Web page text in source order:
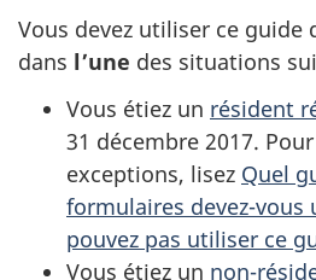
Vous devez utiliser ce guide
dans l’une des situations
Vous étiez un résident
31 décembre 2017.
exceptions, lisez Quel
formulaires devez-vous
pouvez pas utiliser ce
Vous étiez un non-